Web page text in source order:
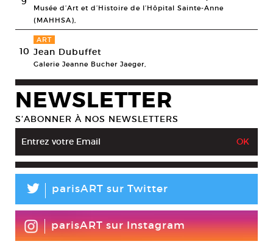
Musée d’Art et d’Histoire de l’Hôpital Sainte-Anne
(MAHHSA),
10
ART
Jean Dubuffet
Galerie Jeanne Bucher Jaeger,
NEWSLETTER
S’ABONNER À NOS NEWSLETTERS
L parisART sur Twitter
parisART sur Instagram